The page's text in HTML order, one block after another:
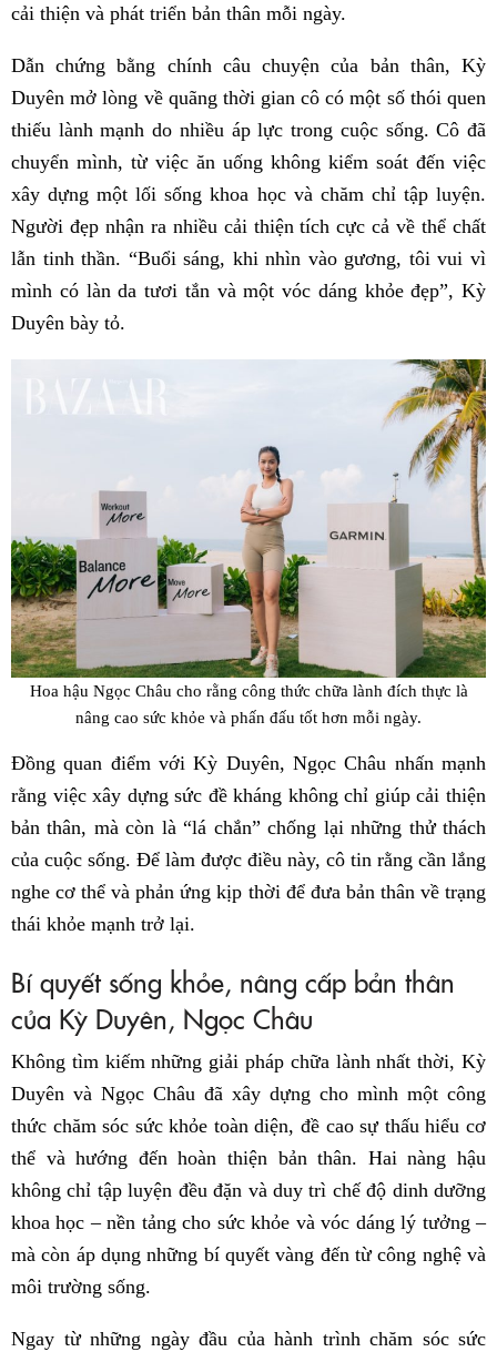
cải thiện và phát triển bản thân mỗi ngày.
Dẫn chứng bằng chính câu chuyện của bản thân, Kỳ
Duyên mở lòng về quãng thời gian cô có một số thói quen
thiếu lành mạnh do nhiều áp lực trong cuộc sống. Cô đã
chuyển mình, từ việc ăn uống không kiểm soát đến việc
xây dựng một lối sống khoa học và chăm chỉ tập luyện.
Người đẹp nhận ra nhiều cải thiện tích cực cả về thể chất
lẫn tinh thần. “Buổi sáng, khi nhìn vào gương, tôi vui vì
mình có làn da tươi tắn và một vóc dáng khỏe đẹp”, Kỳ
Duyên bày tỏ.
Hoa hậu Ngọc Châu cho rằng công thức chữa lành đích thực là
nâng cao sức khỏe và phấn đấu tốt hơn mỗi ngày.
Đồng quan điểm với Kỳ Duyên, Ngọc Châu nhấn mạnh
rằng việc xây dựng sức đề kháng không chỉ giúp cải thiện
bản thân, mà còn là “lá chắn” chống lại những thử thách
của cuộc sống. Để làm được điều này, cô tin rằng cần lắng
nghe cơ thể và phản ứng kịp thời để đưa bản thân về trạng
thái khỏe mạnh trở lại.
Bí quyết sống khỏe, nâng cấp bản thân
của Kỳ Duyên, Ngọc Châu
Không tìm kiếm những giải pháp chữa lành nhất thời, Kỳ
Duyên và Ngọc Châu đã xây dựng cho mình một công
thức chăm sóc sức khỏe toàn diện, đề cao sự thấu hiểu cơ
thể và hướng đến hoàn thiện bản thân. Hai nàng hậu
không chỉ tập luyện đều đặn và duy trì chế độ dinh dưỡng
khoa học – nền tảng cho sức khỏe và vóc dáng lý tưởng –
mà còn áp dụng những bí quyết vàng đến từ công nghệ và
môi trường sống.
Ngay từ những ngày đầu của hành trình chăm sóc sức